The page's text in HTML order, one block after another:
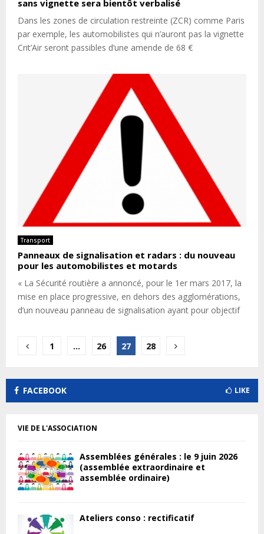
sans vignette sera bientôt verbalisé
Dans les zones de circulation restreinte (ZCR) comme Paris
par exemple, les automobilistes qui n’auront pas la vignette
Crit’Air seront passibles d’une amende de 68 €
Transport
Panneaux de signalisation et radars : du nouveau
pour les automobilistes et motards
« La Sécurité routière a annoncé, pour le 1er mars 2017, la
mise en place progressive, en dehors des agglomérations,
d’un nouveau panneau de signalisation ayant pour objectif
Pagination
publications
1 … 26 27 28
FACEBOOK LIKE
VIE DE L'ASSOCIATION
Assemblées générales : le 9 juin 2026
(assemblée extraordinaire et
assemblée ordinaire)
Ateliers conso : rectificatif